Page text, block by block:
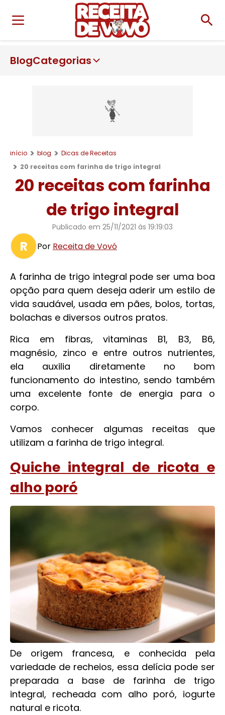
BlogCategorias
início blog
Dicas de Receitas
20 receitas com farinha de trigo integral
20 receitas com farinha
de trigo integral
Publicado em 25/11/2021 às 19:19:03
R Por Receita de Vovó
A farinha de trigo integral pode ser uma boa
opção para quem deseja aderir um estilo de
vida saudável, usada em pães, bolos, tortas,
bolachas e diversos outros pratos.
Rica em fibras, vitaminas B1, B3, B6,
magnésio, zinco e entre outros nutrientes,
ela auxilia diretamente no bom
funcionamento do intestino, sendo também
uma excelente fonte de energia para o
corpo.
Vamos conhecer algumas receitas que
utilizam a farinha de trigo integral.
Quiche integral de ricota e
alho poró
De origem francesa, e conhecida pela
variedade de recheios, essa delícia pode ser
preparada a base de farinha de trigo
integral, recheada com alho poró, iogurte
natural e ricota.